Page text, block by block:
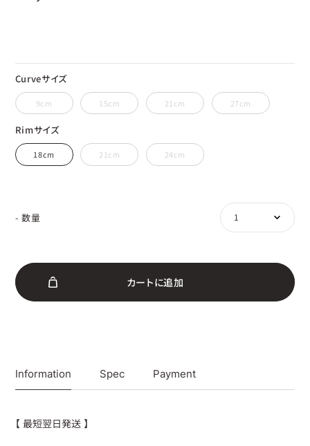
Curveサイズ
9cm 15cm 21cm 27cm
Rimサイズ
18cm 21cm 24cm
- 数量
カー トに追加
Information Spec Payment
【 最短翌日発送 】